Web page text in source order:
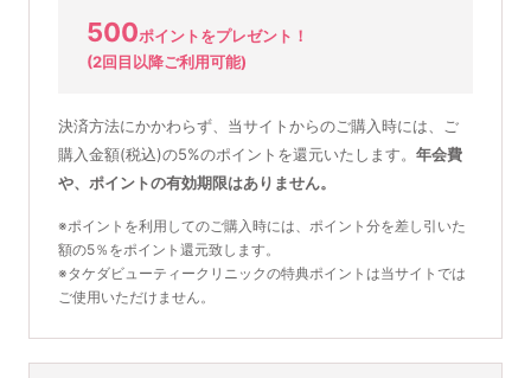
500ポイントをプレゼント！
(2回目以降ご利用可能)
決済方法にかかわらず、当サイトからのご購入時には、ご
購入金額(税込)の5%のポイントを還元いたします。 年会費
や、ポイントの有効期限はありません。
※ポイントを利用してのご購入時には、ポイント分を差し引いた
額の5％をポイント還元致します。
※タケダビューティークリニックの特典ポイントは当サイトでは
ご使用いただけません。